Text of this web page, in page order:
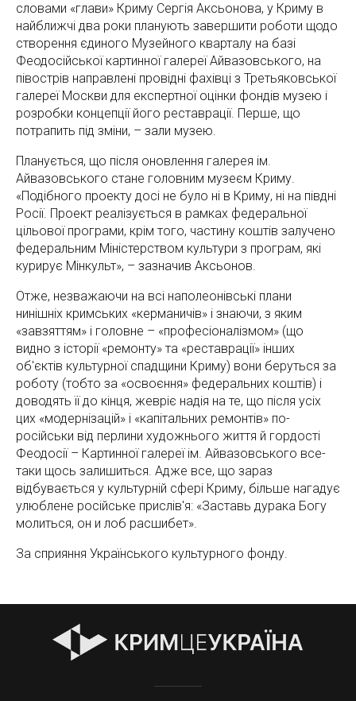
словами «глави» Криму Сергія Аксьонова, у Криму в
найближчі два роки планують завершити роботи щодо
створення єдиного Музейного кварталу на базі
Феодосійської картинної галереї Айвазовського, на
півострів направлені провідні фахівці з Третьяковської
галереї Москви для експертної оцінки фондів музею і
розробки концепції його реставрації. Перше, що
потрапить під зміни, – зали музею.
Планується, що після оновлення галерея ім.
Айвазовського стане головним музеєм Криму.
«Подібного проекту досі не було ні в Криму, ні на півдні
Росії. Проект реалізується в рамках федеральної
цільової програми, крім того, частину коштів залучено
федеральним Міністерством культури з програм, які
курирує Мінкульт», – зазначив Аксьонов.
Отже, незважаючи на всі наполеонівські плани
нинішніх кримських «керманичів» і знаючи, з яким
«завзяттям» і головне – «професіоналізмом» (що
видно з історії «ремонту» та «реставрації» інших
об'єктів культурної спадщини Криму) вони беруться за
роботу (тобто за «освоєння» федеральних коштів) і
доводять її до кінця, жевріє надія на те, що після усіх
цих «модернізацій» і «капітальних ремонтів» по-
російськи від перлини художнього життя й гордості
Феодосії – Картинної галереї ім. Айвазовського все-
таки щось залишиться. Адже все, що зараз
відбувається у культурній сфері Криму, більше нагадує
улюблене російське прислів'я: «Заставь дурака Богу
молиться, он и лоб расшибет».
За сприяння Українського культурного фонду.